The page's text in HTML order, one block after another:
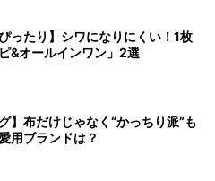
ったり】シワになりにくい！1枚
&オールインワン」2選
】布だけじゃなく“かっちり派”も
用ブランドは？